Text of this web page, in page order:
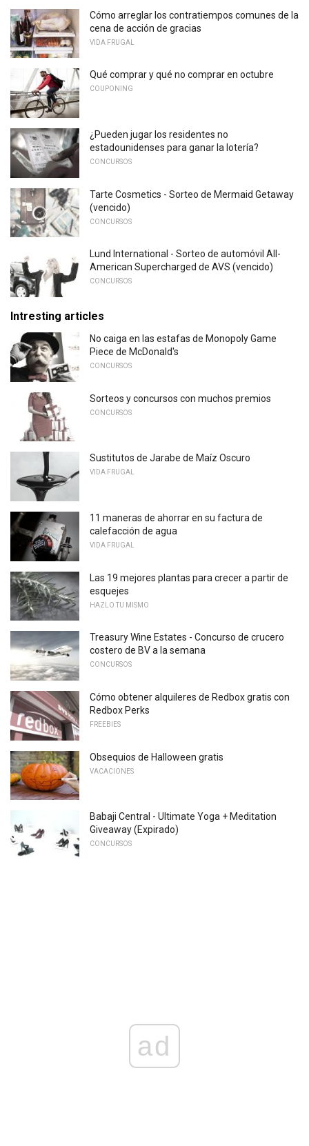
Cómo arreglar los contratiempos comunes de la
cena de acción de gracias
VIDA FRUGAL
Qué comprar y qué no comprar en octubre
COUPONING
¿Pueden jugar los residentes no
estadounidenses para ganar la lotería?
CONCURSOS
Tarte Cosmetics - Sorteo de Mermaid Getaway
(vencido)
CONCURSOS
Lund International - Sorteo de automóvil All-
American Supercharged de AVS (vencido)
CONCURSOS
Intresting articles
No caiga en las estafas de Monopoly Game
Piece de McDonald's
CONCURSOS
Sorteos y concursos con muchos premios
CONCURSOS
Sustitutos de Jarabe de Maíz Oscuro
VIDA FRUGAL
11 maneras de ahorrar en su factura de
calefacción de agua
VIDA FRUGAL
Las 19 mejores plantas para crecer a partir de
esquejes
HAZLO TU MISMO
Treasury Wine Estates - Concurso de crucero
costero de BV a la semana
CONCURSOS
Cómo obtener alquileres de Redbox gratis con
Redbox Perks
FREEBIES
Obsequios de Halloween gratis
VACACIONES
Babaji Central - Ultimate Yoga + Meditation
Giveaway (Expirado)
CONCURSOS
ad